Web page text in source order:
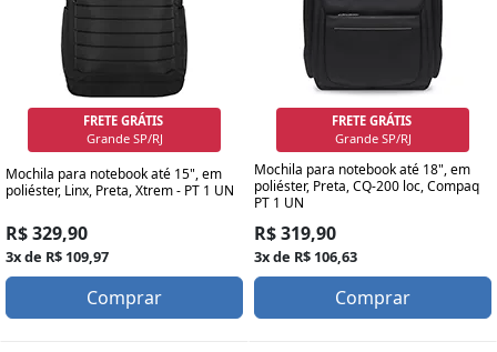
FRETE GRÁTIS
SP/RJ Capital
Mochila para notebook até 15", em
poliéster, Linx, Preta, Xtrem - PT 1 UN
R$ 329,90
3x de R$ 109,97
Comprar
FRETE GRÁTIS
SP/RJ Capital
Mochila para notebook até 18", em
poliéster, Preta, CQ-200 loc, Compaq
PT 1 UN
R$ 319,90
3x de R$ 106,63
Comprar